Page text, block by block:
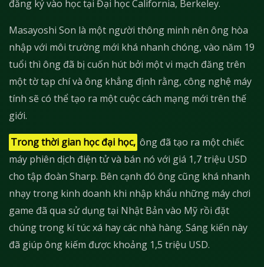
đăng ký vào học tại Đại học California, Berkeley.
Masayoshi Son là một người thông minh nên ông hòa
nhập với môi trường mới khá nhanh chóng, vào năm 19
tuổi thì ông đã bị cuốn hút bởi một vi mạch đăng trên
một tờ tạp chí và ông khẳng định rằng, công nghệ máy
tính sẽ có thể tạo ra một cuộc cách mạng mới trên thế
giới.
Trong thời gian học đại học, ông đã tạo ra một chiếc
máy phiên dịch điện tử và bán nó với giá 1,7 triệu USD
cho tập đoàn Sharp. Bên cạnh đó ông cũng khá nhanh
nhạy trong kinh doanh khi nhập khẩu những máy chơi
game đã qua sử dụng tại Nhật Bản vào Mỹ rồi đặt
chúng trong kí túc xá hay các nhà hàng. Sáng kiến này
đã giúp ông kiếm được khoảng 1,5 triệu USD.